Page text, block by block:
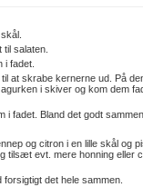
salaten.
i fadet.
at skrabe kernerne ud. På
i skiver og kom dem
i fadet. Bland det godt
og citron i en lille skål og
tilsæt evt. mere honning eller
det hele sammen.